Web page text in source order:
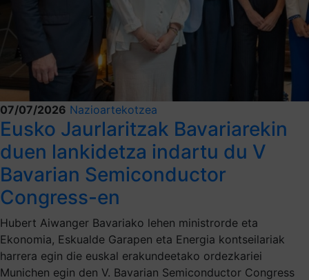
07/07/2026 Nazioartekotzea
Eusko Jaurlaritzak Bavariarekin
duen lankidetza indartu du V
Bavarian Semiconductor
Congress-en
Hubert Aiwanger Bavariako lehen ministrorde eta
Ekonomia, Eskualde Garapen eta Energia kontseilariak
harrera egin die euskal erakundeetako ordezkariei
Munichen egin den V. Bavarian Semiconductor Congress